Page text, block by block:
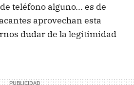
teléfono alguno... es de
aprovechan esta
dudar de la legitimidad